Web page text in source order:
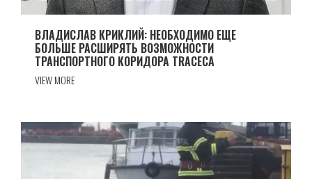
ВЛАДИСЛАВ КРИКЛИЙ: НЕОБХОДИМО ЕЩЕ
БОЛЬШЕ РАСШИРЯТЬ ВОЗМОЖНОСТИ
ТРАНСПОРТНОГО КОРИДОРА TRACECA
VIEW MORE